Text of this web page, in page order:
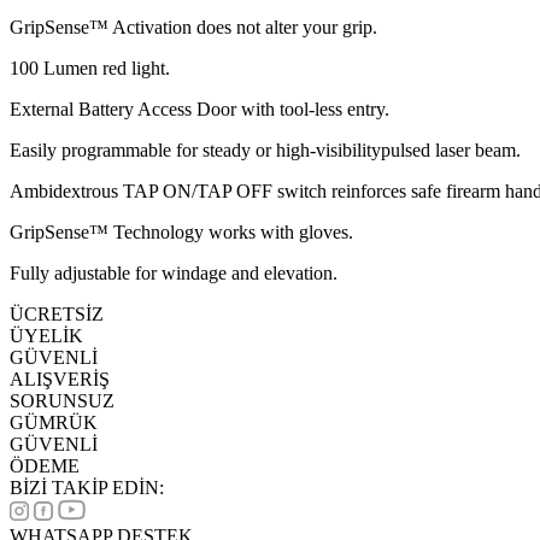
GripSense™ Activation does not alter your grip.
100 Lumen red light.
External Battery Access Door with tool-less entry.
Easily programmable for steady or high-visibilitypulsed laser beam.
Ambidextrous TAP ON/TAP OFF switch reinforces safe firearm
GripSense™ Technology works with gloves.
Fully adjustable for windage and elevation.
ÜCRETSİZ
ÜYELİK
GÜVENLİ
ALIŞVERİŞ
SORUNSUZ
GÜMRÜK
GÜVENLİ
ÖDEME
BİZİ TAKİP EDİN:
WHATSAPP DESTEK